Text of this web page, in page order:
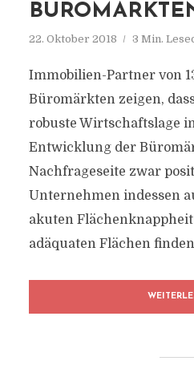
22. Oktober 2018 3 Min.
Immobilien-Partner von
Büromärkten zeigen,
robuste Wirtschaftslage
Entwicklung der
Nachfrageseite zwar
Unternehmen indessen
akuten
adäquaten Flächen